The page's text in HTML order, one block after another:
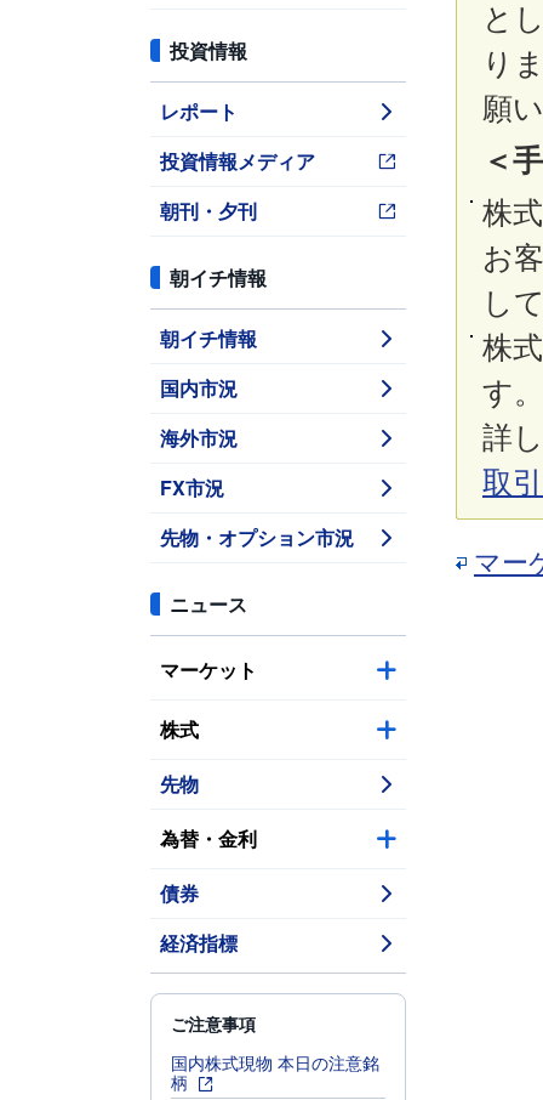
投資情報
レポート
投資情報メディア
朝刊・夕刊
朝イチ情報
朝イチ情報
国内市況
海外市況
FX市況
先物・オプション市況
ニュース
マーケット
株式
先物
為替・金利
債券
経済指標
ご注意事項
国内株式現物 本日の注意銘
柄
と
り
願
＜
株
お
し
株
す。
詳
取
マー